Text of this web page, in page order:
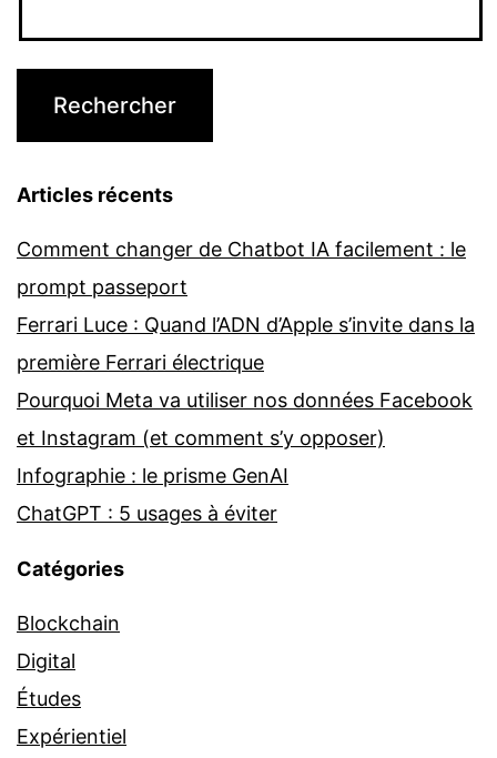
Articles récents
Comment changer de Chatbot IA facilement : le
prompt passeport
Ferrari Luce : Quand l’ADN d’Apple s’invite dans la
première Ferrari électrique
Pourquoi Meta va utiliser nos données Facebook
et Instagram (et comment s’y opposer)
Infographie : le prisme GenAI
ChatGPT : 5 usages à éviter
Catégories
Blockchain
Digital
Études
Expérientiel